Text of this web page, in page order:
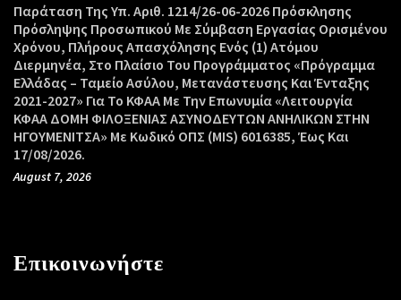
Παράταση Της Υπ. Αριθ. 1214/26-06-2026 Πρόσκλησης
Πρόσληψης Προσωπικού Με Σύμβαση Εργασίας Ορισμένου
Χρόνου, Πλήρους Απασχόλησης Ενός (1) Ατόμου
Διερμηνέα, Στο Πλαίσιο Του Προγράμματος «Πρόγραμμα
Ελλάδας – Ταμείο Ασύλου, Μετανάστευσης Και Ένταξης
2021-2027» Για Το ΚΦΑΑ Με Την Επωνυμία «Λειτουργία
ΚΦΑΑ ΔΟΜΗ ΦΙΛΟΞΕΝΙΑΣ ΑΣΥΝΟΔΕΥΤΩΝ ΑΝΗΛΙΚΩΝ ΣΤΗΝ
ΗΓΟΥΜΕΝΙΤΣΑ» Με Κωδικό ΟΠΣ (MIS) 6016385, Έως Και
17/08/2026.
August 7, 2026
Επικοινωνήστε